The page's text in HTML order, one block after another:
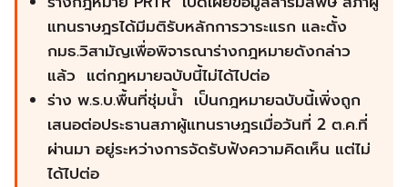
แทนราษฎรได้มีมติรับหลักการวาระแรก และตั้ง
กมธ.วิสามัญเพื่อพิจารณาร่างกฎหมายดังกล่าว
แล้ว แต่กฎหมายฉบับนี้ไม่ได้ไปต่อ
ร่าง พ.ร.บ.พื้นที่ชุ่มน้ำ เป็นกฎหมายฉบับนี้เพิ่งถูก
เสนอต่อประธานสภาผู้แทนราษฎรเมื่อวันที่ 2 ต.ค.ที่
ผ่านมา อยู่ระหว่างการจัดรับฟังความคิดเห็น แต่ไม่
ได้ไปต่อ